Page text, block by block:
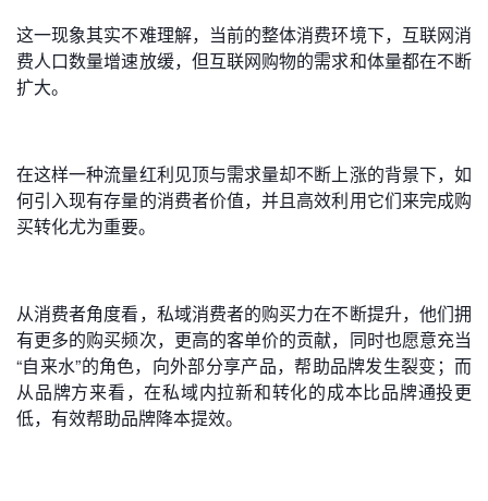
这一现象其实不难理解，当前的整体消费环境下，互联网消
费人口数量增速放缓，但互联网购物的需求和体量都在不断
扩大。
在这样一种流量红利见顶与需求量却不断上涨的背景下，如
何引入现有存量的消费者价值，并且高效利用它们来完成购
买转化尤为重要。
从消费者角度看，私域消费者的购买力在不断提升，他们拥
有更多的购买频次，更高的客单价的贡献，同时也愿意充当
“自来水”的角色，向外部分享产品，帮助品牌发生裂变；而
从品牌方来看，在私域内拉新和转化的成本比品牌通投更
低，有效帮助品牌降本提效。